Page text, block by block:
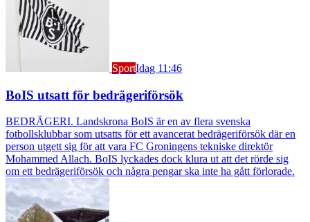
SportIdag 11:46
BoIS utsatt för bedrägeriförsök
BEDRÄGERI. Landskrona BoIS är en av flera svenska
fotbollsklubbar som utsatts för ett avancerat bedrägeriförsök där en
person utgett sig för att vara FC Groningens tekniske direktör
Mohammed Allach. BoIS lyckades dock klura ut att det rörde sig
om ett bedrägeriförsök och några pengar ska inte ha gått förlorade.